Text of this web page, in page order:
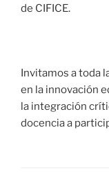
de CIFICE.
Invitamos a toda
en la innovación
la integración
docencia a